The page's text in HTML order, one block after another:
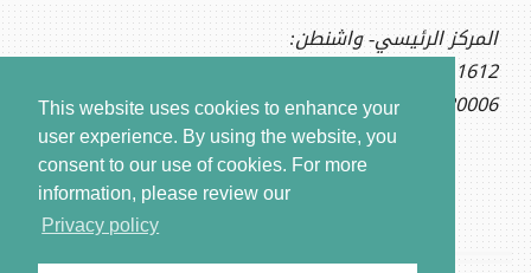
This website uses cookies to enhance your
user experience. By using the website, you
consent to our use of cookies. For more
information, please review our
Privacy policy
المركز الرئيسي- واشنطن:
1612 K St NW, Ste 400
Washington, DC 20006